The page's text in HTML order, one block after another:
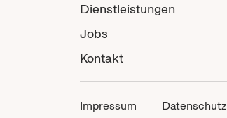
Dienstleistungen
Jobs
Kontakt
Impressum Datenschutz